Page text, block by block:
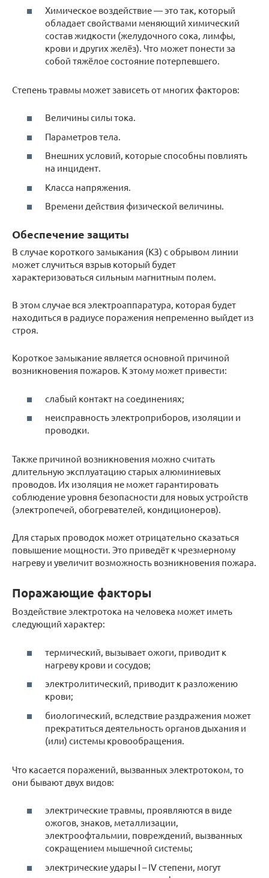
Химическое воздействие — это так, который
обладает свойствами меняющий химический
состав жидкости (желудочного сока, лимфы,
крови и других желёз). Что может понести за
собой тяжёлое состояние потерпевшего.
Степень травмы может зависеть от многих факторов:
Величины силы тока.
Параметров тела.
Внешних условий, которые способны повлиять
на инцидент.
Класса напряжения.
Времени действия физической величины.
Обеспечение защиты
В случае короткого замыкания (КЗ) с обрывом линии
может случиться взрыв который будет
характеризоваться сильным магнитным полем.
В этом случае вся электроаппаратура, которая будет
находиться в радиусе поражения непременно выйдет из
строя.
Короткое замыкание является основной причиной
возникновения пожаров. К этому может привести:
слабый контакт на соединениях;
неисправность электроприборов, изоляции и
проводки.
Также причиной возникновения можно считать
длительную эксплуатацию старых алюминиевых
проводов. Их изоляция не может гарантировать
соблюдение уровня безопасности для новых устройств
(электропечей, обогревателей, кондиционеров).
Для старых проводок может отрицательно сказаться
повышение мощности. Это приведёт к чрезмерному
нагреву и увеличит возможность возникновения пожара.
Поражающие факторы
Воздействие электротока на человека может иметь
следующий характер:
термический, вызывает ожоги, приводит к
нагреву крови и сосудов;
электролитический, приводит к разложению
крови;
биологический, вследствие раздражения может
прекратиться деятельность органов дыхания и
(или) системы кровообращения.
Что касается поражений, вызванных электротоком, то
они бывают двух видов:
электрические травмы, проявляются в виде
ожогов, знаков, металлизации,
электроофтальмии, повреждений, вызванных
сокращением мышечной системы;
электрические удары I – IV степени, могут